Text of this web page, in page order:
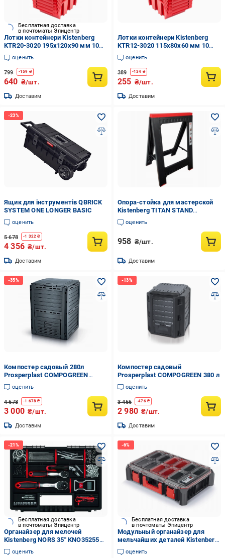
Бесплатная доставка
в почтоматы Эпицентр
Лотки контейнери Kistenberg
KTR20-3020 195x120x90 мм 10
шт.
оценить
799 -159 ₴
640 ₴/шт.
Доставим
Лотки контейнери Kistenberg
KTR12-3020 115x80x60 мм 10
шт.
оценить
389 -134 ₴
255 ₴/шт.
Доставим
Ящик для інструментів QBRICK
SYSTEM ONE LONGER BASIC
оценить
5 678 -1 322 ₴
4 356 ₴/шт.
Доставим
Опора-стойка для мастерской
Kistenberg TITAN STAND
KTIS8060
оценить
958 ₴/шт.
Доставим
Компостер садовый 280л
Prosperplast COMPOGREEN
WOODY
оценить
4 678 -1 678 ₴
3 000 ₴/шт.
Доставим
Компостер садовый
Prosperplast COMPOGREEN 380 л
оценить
3 456 -476₴
2 980 ₴/шт.
Доставим
Бесплатная доставка
в почтоматы Эпицентр
Органайзер для мелочей
Kistenberg NORS 35" KNO35255S
344х249х50 мм 20 секций
оценить
Бесплатная доставка
в почтоматы Эпицентр
Модульный органайзер для
мельчайших деталей Kistenberg
X Block Bridge 543х368х122 мм
(KXBB5540S)
оценить